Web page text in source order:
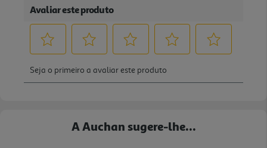
A Auchan sugere-lhe...